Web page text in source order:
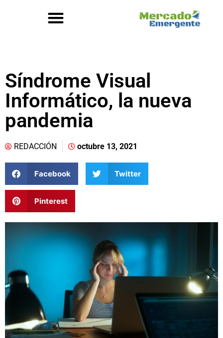
Síndrome Visual
Informático, la nueva
pandemia
REDACCIÓN octubre 13, 2021
Facebook Twitter
Pinterest